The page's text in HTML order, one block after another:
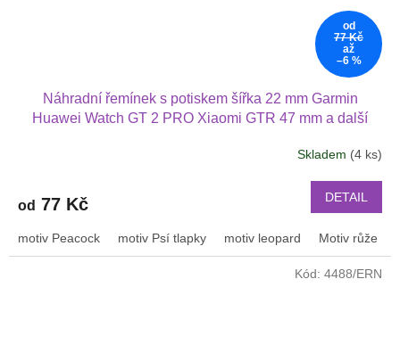
od
77 Kč
až
–6 %
Náhradní řemínek s potiskem šířka 22 mm Garmin
Huawei Watch GT 2 PRO Xiaomi GTR 47 mm a další
Skladem (4 ks)
od 77 Kč DETAIL
motiv Peacock motiv Psí tlapky motiv leopard Motiv růže
Kód: 4488/ERN